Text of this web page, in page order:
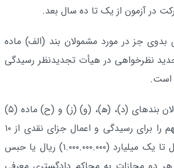
در آزمون از یک تا ده سال بعد.
بدوی جز در مورد مشمولان بند (الف) ماده
نظرخواهی در هیأت تجدیدنظر رسیدگی
است.
ماده ۷- در مورد مشمولان بندهای (د)، (ه‍)، (و) (ز) و (ح) ماده (۵)
هیأت‌های رسیدگی متهم را برای رسیدگی و اعمال جزای نقدی از ۱۰
میلیون (۱۰.۰۰۰.۰۰۰) ریال تا یک میلیارد (۱.۰۰۰.۰۰۰.۰۰۰) ریال یا حبس